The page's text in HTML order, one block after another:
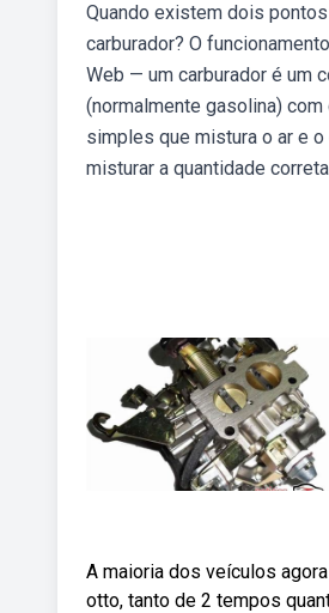
Quando existem dois
carburador? O
Web — um carburador é um
(normalmente gasolina)
simples que mistura o ar e
misturar a quantidade
A maioria dos veículos
otto, tanto de 2 tempos